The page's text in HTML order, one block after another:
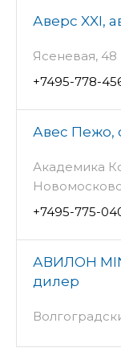
Аверс XXI,
Ясеневая, 48
+7495-778-
Авес Пежо,
Академика
+7495-775-
АВИЛОН
дилер